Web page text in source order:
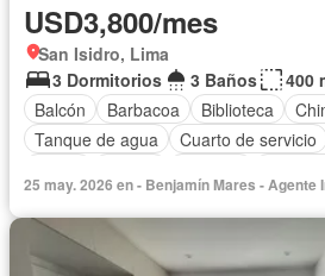
USD3,800/mes
San Isidro, Lima
3 Dormitorios
3 Baños
400
Balcón
Barbacoa Biblioteca
Tanque de agua
Cuarto de servicio
Parcialmente amoblado
25 may. 2026 en - Benjamín Mares - Agente